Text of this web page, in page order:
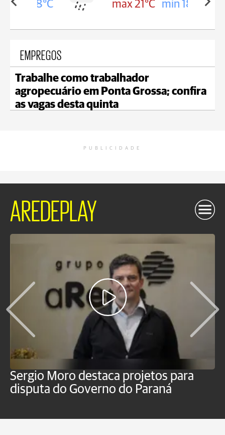
18°C max 21°C min 18°C
EMPREGOS
Trabalhe como trabalhador
agropecuário em Ponta Grossa; confira
as vagas desta quinta
PUBLICIDADE
AREDEPLAY
Sergio Moro destaca projetos para
disputa do Governo do Paraná